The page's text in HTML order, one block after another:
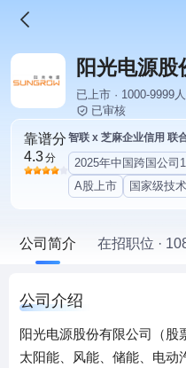
阳光电源股
已上市 · 1000-9999
已审核
靠谱分
4.3分
智联 x 芝麻企业信用 联
2025年中国跨国公司
A股上市
国家级技
公司简介 在招职位 ·
公司介绍
阳光电源股份有限公司（股
太阳能、风能、储能、电动